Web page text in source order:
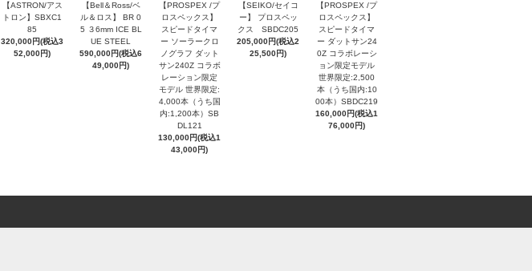
【ASTRON/アス
トロン】SBXC1
85
320,000円(税込3
52,000円)
【Bell＆Ross/ベ
ル＆ロス】 BR 0
5 ３6mm ICE BL
UE STEEL
590,000円(税込6
49,000円)
【PROSPEX /プ
ロスペックス】
スピードタイマ
ー ソーラークロ
ノグラフ ダット
サン240Z コラボ
レーション限定
モデル 世界限定:
4,000本（うち国
内:1,200本）SB
DL121
130,000円(税込1
43,000円)
【SEIKO/セイコ
ー】 プロスペッ
クス SBDC205
205,000円(税込2
25,500円)
【PROSPEX /プ
ロスペックス】
スピードタイマ
ー ダットサン24
0Z コラボレーシ
ョン限定モデル
世界限定:2,500
本（うち国内:10
00本）SBDC219
160,000円(税込1
76,000円)